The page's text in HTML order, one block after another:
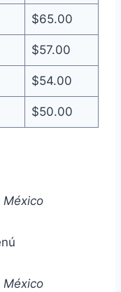
$65.00
$57.00
$54.00
$50.00
México
México